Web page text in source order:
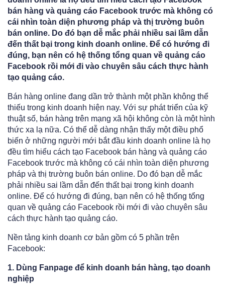
bán hàng và quảng cáo Facebook trước mà không có
cái nhìn toàn diện phương pháp và thị trường buôn
bán online. Do đó bạn dễ mắc phải nhiều sai lầm dẫn
đến thất bại trong kinh doanh online. Để có hướng đi
đúng, bạn nên có hệ thống tổng quan về quảng cáo
Facebook rồi mới đi vào chuyên sâu cách thực hành
tạo quảng cáo.
Bán hàng online đang dần trở thành một phần không thể
thiếu trong kinh doanh hiện nay. Với sự phát triển của kỹ
thuật số, bán hàng trên mạng xã hội không còn là một hình
thức xa lạ nữa. Có thể dễ dàng nhận thấy một điều phổ
biến ở những người mới bắt đầu kinh doanh online là họ
đều tìm hiểu cách tạo Facebook bán hàng và quảng cáo
Facebook trước mà không có cái nhìn toàn diện phương
pháp và thị trường buôn bán online. Do đó bạn dễ mắc
phải nhiều sai lầm dẫn đến thất bại trong kinh doanh
online. Để có hướng đi đúng, bạn nên có hệ thống tổng
quan về quảng cáo Facebook rồi mới đi vào chuyên sâu
cách thực hành tạo quảng cáo.
Nền tảng kinh doanh cơ bản gồm có 5 phần trên
Facebook:
1. Dùng Fanpage để kinh doanh bán hàng, tạo doanh
nghiệp